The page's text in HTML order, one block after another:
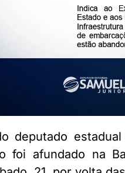
deputado
foi afundado na